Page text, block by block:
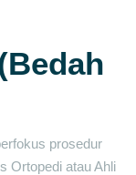
prosedur
Ortopedi atau Ahli